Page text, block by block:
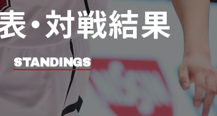
・対戦結果
STANDINGS